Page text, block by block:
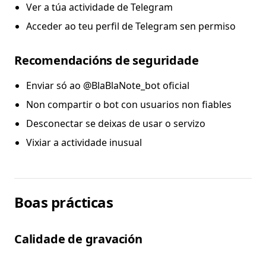
Ver a túa actividade de Telegram
Acceder ao teu perfil de Telegram sen permiso
Recomendacións de seguridade
Enviar só ao @BlaBlaNote_bot oficial
Non compartir o bot con usuarios non fiables
Desconectar se deixas de usar o servizo
Vixiar a actividade inusual
Boas prácticas
Calidade de gravación